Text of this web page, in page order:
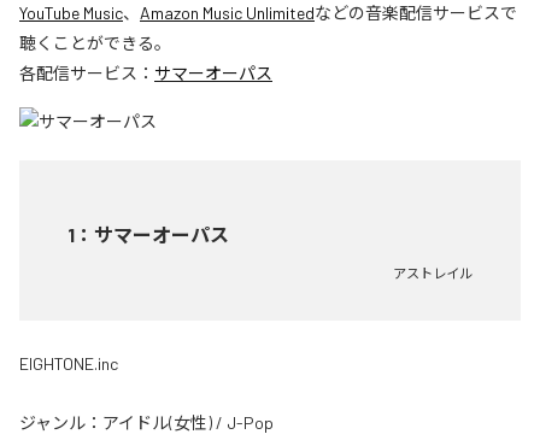
YouTube Music、 Amazon Music Unlimitedなどの音楽配信サービスで
聴くことができる。
各配信サービス： サマーオーパス
1 ： サマーオーパス
アストレイル
EIGHTONE.inc
ジャンル： アイドル(女性) / J-Pop